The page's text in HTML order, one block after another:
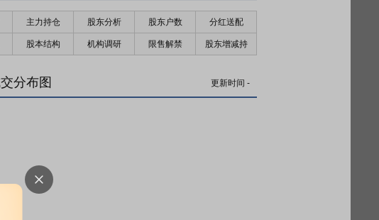
主力持仓 股东分析 股东户数 分红送配
股本结构 机构调研 限售解禁 股东增减持
分布图 更新时间 -